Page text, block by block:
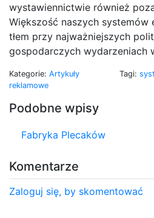
wystawiennictwie również
Większość naszych systemów
tłem przy najważniejszych
gospodarczych wydarzeniach
Kategorie: Artykuły
reklamowe
Tagi:
Podobne wpisy
Fabryka Plecaków
Komentarze
Zaloguj się, by skomentować